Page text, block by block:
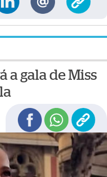
a gala de Miss